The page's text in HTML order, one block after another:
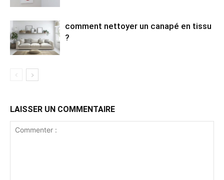
comment nettoyer un canapé en tissu
?
LAISSER UN COMMENTAIRE